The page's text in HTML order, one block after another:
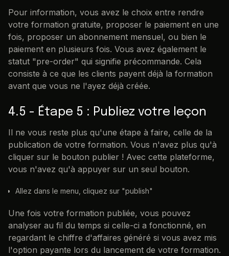
Pour information, vous avez le choix entre rendre
votre formation gratuite, proposer le paiement en une
fois, proposer un abonnement mensuel, ou bien le
paiement en plusieurs fois. Vous avez également le
statut "pre-order" qui signifie précommande. Cela
consiste à ce que les clients payent déjà la formation
avant que vous ne l'ayez déjà créée.
4.5 - Étape 5 : Publiez votre leçon
Il ne vous reste plus qu'une étape à faire, celle de la
publication de votre formation. Vous n'avez plus qu'à
cliquer sur le bouton publier ! Avec cette plateforme,
vous n'avez qu'à appuyer sur un seul bouton.
Allez dans le menu, cliquez sur "publish"
Une fois votre formation publiée, vous pouvez
analyser au fil du temps si celle-ci a fonctionné, en
regardant le chiffre d'affaires généré si vous avez mis
l'option payante lors du lancement de votre formation.